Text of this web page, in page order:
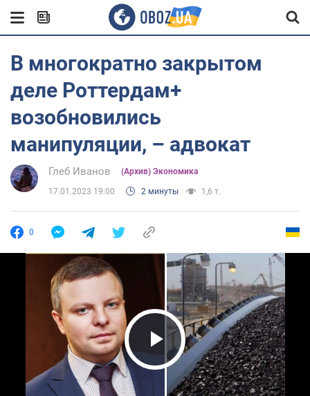
В многократно закрытом
деле Роттердам+
возобновились
манипуляции, – адвокат
Глеб Иванов (Архив) Экономика
17.01.2023 19:00 2 минуты 1,6 т.
0
Play Video